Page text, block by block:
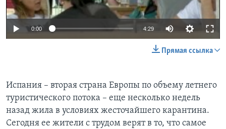
0:00 4:29
Прямая ссылка
Испания – вторая страна Европы по объему летнего
туристического потока – еще несколько недель
назад жила в условиях жесточайшего карантина.
Сегодня ее жители с трудом верят в то, что самое